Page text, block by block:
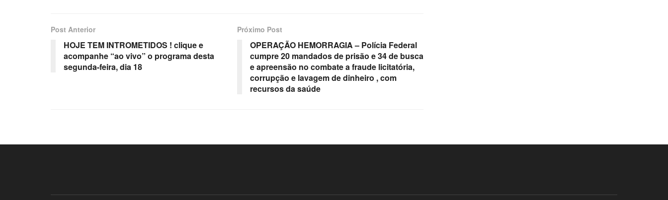
Post Anterior
HOJE TEM INTROMETIDOS ! clique e
acompanhe “ao vivo” o programa desta
segunda-feira, dia 18
Próximo Post
OPERAÇÃO HEMORRAGIA – Polícia Federal
cumpre 20 mandados de prisão e 34 de busca
e apreensão no combate a fraude licitatória,
corrupção e lavagem de dinheiro , com
recursos da saúde